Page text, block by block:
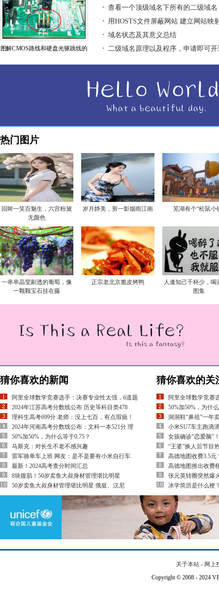
图解CMOS路线和硬盘光驱跳线的
查看一个顶级域名下所有的二级域名
用HOSTS文件屏蔽网站 建立网站映
域名状态及其意义总结
二级域名原理以及程序，申请即可开
热门图片
回眸一笑百魅生，六宫粉黛
无颜色
岁月静美，剪一影烟雨江南 芜湖有个“松鼠小
一串串晶莹剔透的葡萄，像
一颗颗宝石挂在藤
正宗老北京脆皮烤鸭
人逢知己千杯少，喝
图集
猜你喜欢的新闻
阿里全球数学竞赛选手：决赛专业性太强，6道题
2024年江苏高考分数线公布 历史等科目类478
理科生高考699分 老师：没上七百，有点瑕疵！
2024年河南高考分数线公布：文科一本521分 理
50%加50%，为什么等于0.75？
马斯克：对长生不老不感兴趣
雷军骑单车上班 网友：是不是要有小米自行车
最新！2024高考查分时间汇总
8块腹肌！50岁卖鱼大叔身材管理堪比明星
50岁卖鱼大叔身材管理堪比明星 俄挺、汉尼
猜你喜欢的关
阿里全球数学竞赛
50%加50%，为什
洞洞鞋“鼻祖”一年
小米SU7车主跑滴
女孩确诊“恋爱脑”
“王婆”换人后节目
高德地图收费3.5
高德地图推出收费
张元英转圈突然爆
冰学简历是什么梗
关于本站 - 网上
Copyright © 2008 - 2024